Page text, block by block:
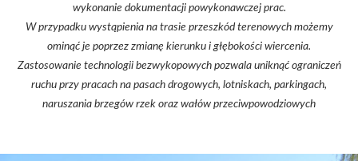
wykonanie dokumentacji powykonawczej prac.
W przypadku wystąpienia na trasie przeszkód terenowych możemy
ominąć je poprzez zmianę kierunku i głębokości wiercenia.
Zastosowanie technologii bezwykopowych pozwala uniknąć ograniczeń
ruchu przy pracach na pasach drogowych, lotniskach, parkingach,
naruszania brzegów rzek oraz wałów przeciwpowodziowych